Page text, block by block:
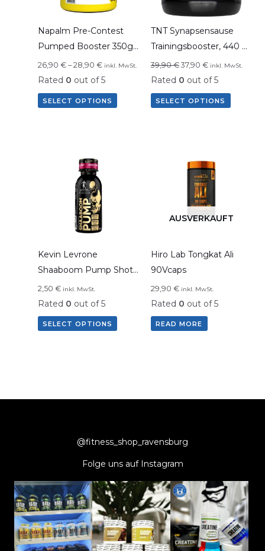
Napalm Pre-Contest
Pumped Booster 350g
– Fitness Authority
26,90 €–28,90 € inkl. MwSt.
Rated 0 out of 5
SELECT OPTIONS
TNT Synapsensause
Trainingsbooster, 440 g
Dose
39,90€ 37,90 € inkl. MwSt.
Rated 0 out of 5
SELECT OPTIONS
Kevin Levrone
Shaaboom Pump Shot
120ml, 4 Portionen
2,50 € inkl. MwSt.
Rated 0 out of 5
SELECT OPTIONS
AUSVERKAUFT
Hiro Lab Tongkat Ali
90Vcaps
29,90 € inkl. MwSt.
Rated 0 out of 5
READ MORE
@fitness_shop_ravensburg
Folge uns auf Instagram